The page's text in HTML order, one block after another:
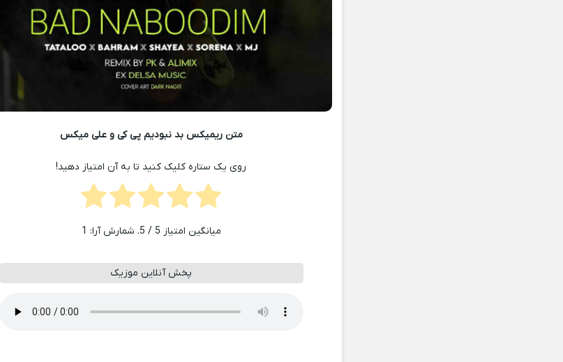
متن ریمیکس بد نبودیم پی کی و علی میکس
روی یک ستاره کلیک کنید تا به آن امتیاز دهید!
میانگین امتیاز 5 / 5. شمارش آرا: 1
پخش آنلاین موزیک